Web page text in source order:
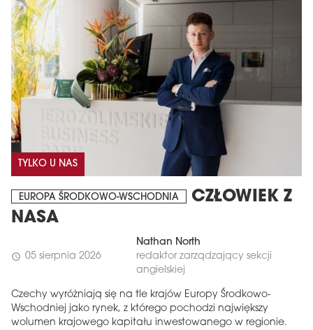
TYLKO U NAS
EUROPA ŚRODKOWO-WSCHODNIA
CZŁOWIEK Z
NASA
schedule 05 sierpnia 2026
Nathan North
redaktor zarządzający sekcji
angielskiej
Czechy wyróżniają się na tle krajów Europy Środkowo-
Wschodniej jako rynek, z którego pochodzi największy
wolumen krajowego kapitału inwestowanego w regionie.